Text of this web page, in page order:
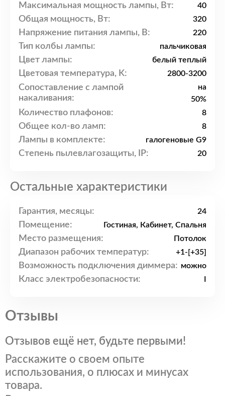
Максимальная мощность лампы, Вт: 40
Общая мощность, Вт: 320
Напряжение питания лампы, В: 220
Тип колбы лампы: пальчиковая
Цвет лампы: белый теплый
Цветовая температура, K: 2800-3200
Сопоставление с лампой
накаливания:
на
50%
Количество плафонов: 8
Общее кол-во ламп: 8
Лампы в комплекте: галогеновые G9
Степень пылевлагозащиты, IP: 20
Остальные характеристики
Гарантия, месяцы: 24
Помещение: Гостиная, Кабинет, Спальня
Место размещения: Потолок
Диапазон рабочих температур: +1-[+35]
Возможность подключения диммера: можно
Класс электробезопасности:
Отзывы
Отзывов ещё нет, будьте первыми!
Расскажите о своем опыте
использования, о плюсах и минусах
товара.